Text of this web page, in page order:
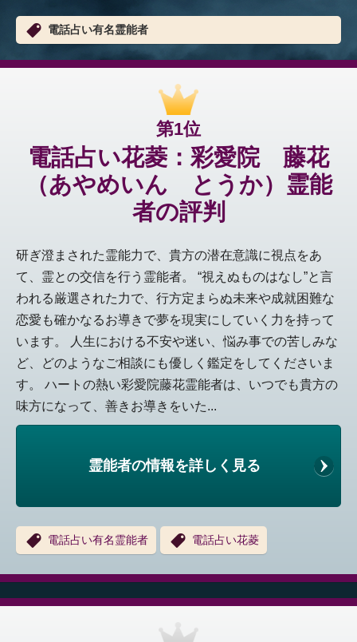
電話占い有名霊能者
第1位
電話占い花菱：彩愛院 藤花
（あやめいん とうか）霊能
者の評判
研ぎ澄まされた霊能力で、貴方の潜在意識に視点をあ
て、霊との交信を行う霊能者。 “視えぬものはなし”と言
われる厳選された力で、行方定まらぬ未来や成就困難な
恋愛も確かなるお導きで夢を現実にしていく力を持って
います。 人生における不安や迷い、悩み事での苦しみな
ど、どのようなご相談にも優しく鑑定をしてくださいま
す。 ハートの熱い彩愛院藤花霊能者は、いつでも貴方の
味方になって、善きお導きをいた...
霊能者の情報を詳しく見る
電話占い有名霊能者 電話占い花菱